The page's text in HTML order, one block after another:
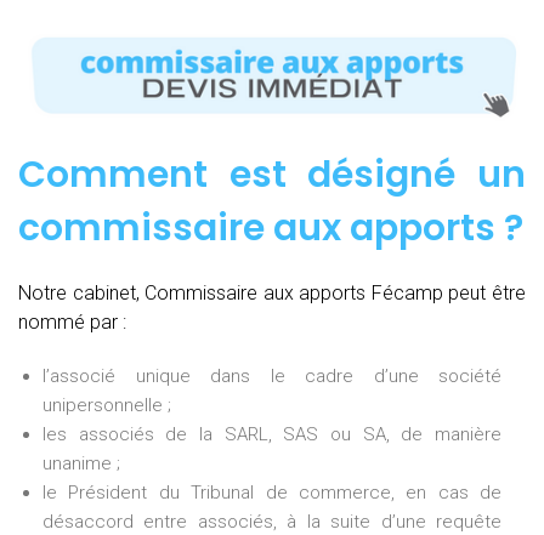
Comment est désigné un
commissaire aux apports ?
Notre cabinet, Commissaire aux apports Fécamp peut être
nommé par :
l’associé unique dans le cadre d’une société
unipersonnelle ;
les associés de la SARL, SAS ou SA, de manière
unanime ;
le Président du Tribunal de commerce, en cas de
désaccord entre associés, à la suite d’une requête